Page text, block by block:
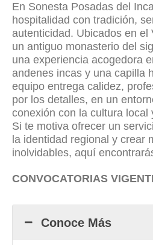
En Sonesta Posadas del
hospitalidad con tradición,
autenticidad. Ubicados en el
un antiguo monasterio del
una experiencia acogedora
andenes incas y una capilla
equipo entrega calidez,
por los detalles, en un
conexión con la cultura local
Si te motiva ofrecer un
la identidad regional y crear
inolvidables, aquí
CONVOCATORIAS
Conoce Más